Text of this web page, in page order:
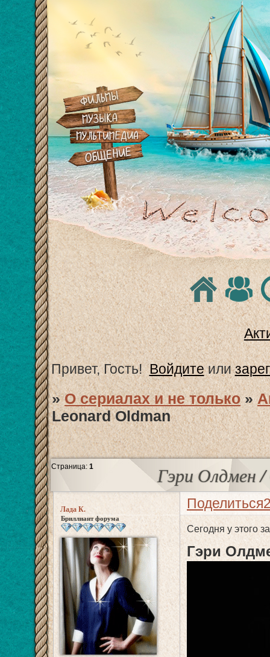
Привет, Гость! Войдитеили
»О сериалах и не только »
Leonard Oldman
Гэри Олдмен
Страница:1
Поделиться
Лада К.
Бриллиант форума
Сегодня у этого
Гэри